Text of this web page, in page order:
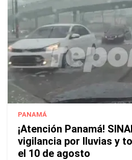
PANAMÁ
¡Atención Panamá!
vigilancia por lluvias y
el 10 de agosto